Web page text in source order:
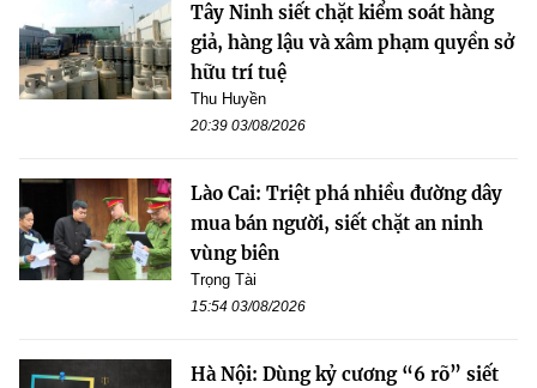
Tây Ninh siết chặt kiểm soát hàng
giả, hàng lậu và xâm phạm quyền sở
hữu trí tuệ
Thu Huyền
20:39 03/08/2026
Lào Cai: Triệt phá nhiều đường dây
mua bán người, siết chặt an ninh
vùng biên
Trọng Tài
15:54 03/08/2026
Hà Nội: Dùng kỷ cương “6 rõ” siết